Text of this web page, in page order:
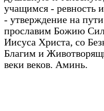
учащимся - ревность
- утверждение на
прославим Божию
Иисуса Христа, со
Благим и
веки веков. Аминь.